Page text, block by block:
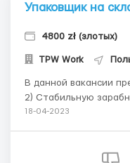
Упаковщик на
4800 zł (злотых)
TPW Work
В данной вакансии предоставляем.
2) Стабильную
карты побуту; 4) Бесплатное
Zlecenie Ставка: 17.54
18-04-2023